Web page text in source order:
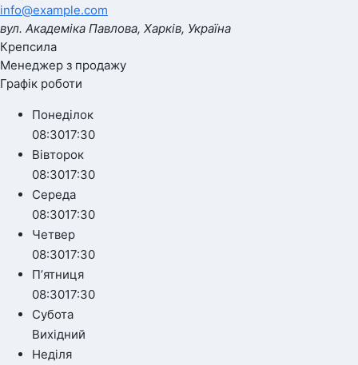
info@example.com
вул. Академіка Павлова, Харків, Україна
Крепсила
Менеджер з продажу
Графік роботи
Понеділок
08:3017:30
Вівторок
08:3017:30
Середа
08:3017:30
Четвер
08:3017:30
Пʼятниця
08:3017:30
Субота
Вихідний
Неділя